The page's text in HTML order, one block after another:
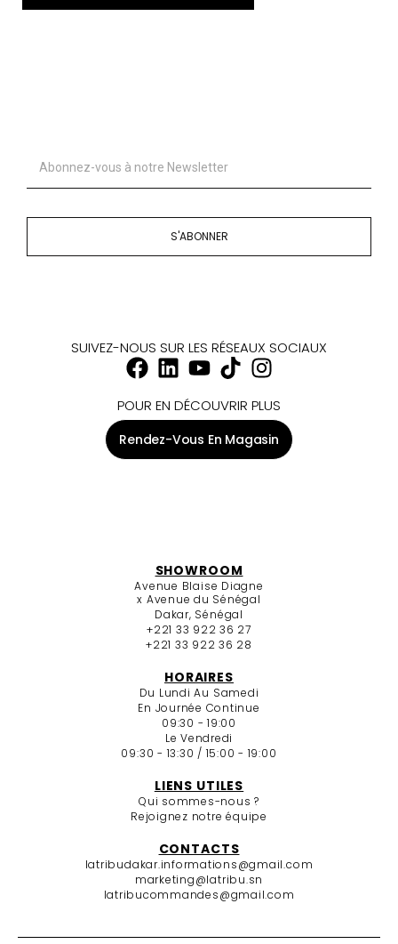
S'ABONNER
SUIVEZ-NOUS SUR LES RÉSEAUX SOCIAUX
POUR EN DÉCOUVRIR PLUS
Rendez-Vous En Magasin
SHOWROOM
Avenue Blaise Diagne
x Avenue du Sénégal
Dakar, Sénégal
+221 33 922 36 27
+221 33 922 36 28
HORAIRES
Du Lundi Au Samedi
En Journée Continue
09:30 - 19:00
Le Vendredi
09:30 - 13:30 / 15:00 - 19:00
LIENS UTILES
Qui sommes-nous ?
Rejoignez notre équipe
CONTACTS
latribudakar.informations@gmail.com
marketing@latribu.sn
latribucommandes@gmail.com